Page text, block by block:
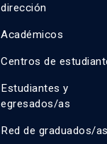
dirección
Académicos
Centros de
Estudiantes y
egresados/as
Red de graduados/as